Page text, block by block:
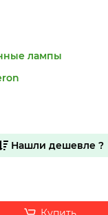
лампы
Нашли дешевле ?